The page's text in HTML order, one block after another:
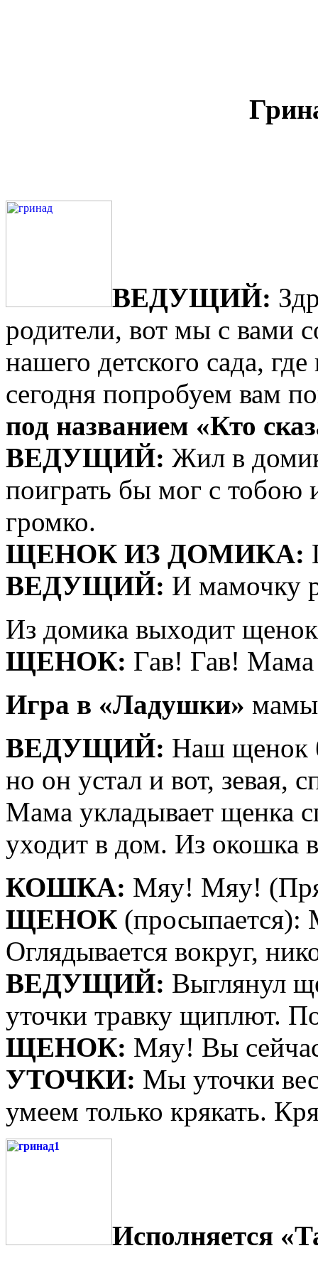
ВЕДУЩИЙ:
родители, вот мы с вами
нашего детского сада,
сегодня попробуем вам
под названием «Кто
ВЕДУЩИЙ: Жил в
поиграть бы мог с тобою
громко.
ЩЕНОК ИЗ ДОМИКА:
ВЕДУЩИЙ: И мамочку
Из домика выходит
ЩЕНОК: Гав! Гав! Мама
Игра в «Ладушки»
ВЕДУЩИЙ: Наш щенок
но он устал и вот, зевая,
Мама укладывает щенка
уходит в дом. Из окошка
КОШКА: Мяу! Мяу!
ЩЕНОК (просыпается):
Оглядывается вокруг,
ВЕДУЩИЙ: Выглянул
уточки травку щиплют.
ЩЕНОК: Мяу! Вы
УТОЧКИ: Мы уточки
умеем только крякать.
Исполняется